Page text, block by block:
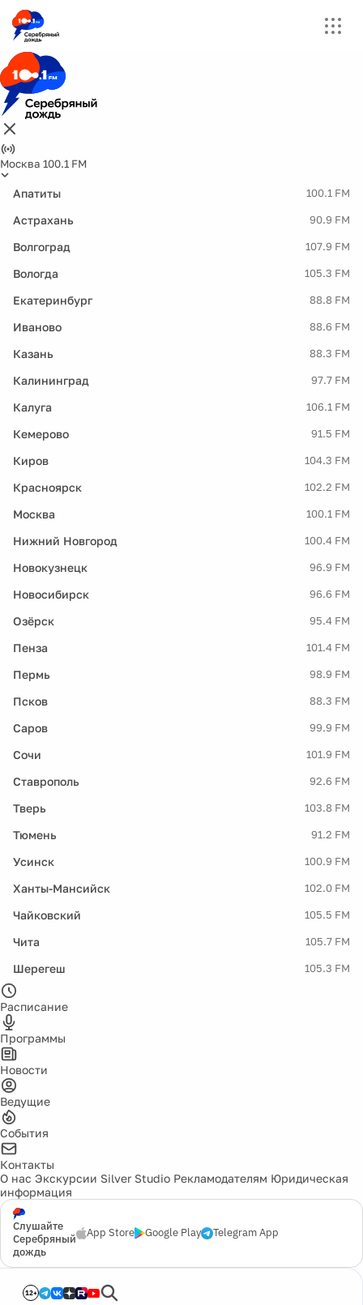
Москва 100.1 FM
Апатиты 100.1 FM
Астрахань 90.9 FM
Волгоград 107.9 FM
Вологда 105.3 FM
Екатеринбург 88.8 FM
Иваново 88.6 FM
Казань 88.3 FM
Калининград 97.7 FM
Калуга 106.1 FM
Кемерово 91.5 FM
Киров 104.3 FM
Красноярск 102.2 FM
Москва 100.1 FM
Нижний Новгород 100.4 FM
Новокузнецк 96.9 FM
Новосибирск 96.6 FM
Озёрск 95.4 FM
Пенза 101.4 FM
Пермь 98.9 FM
Псков 88.3 FM
Саров 99.9 FM
Сочи 101.9 FM
Ставрополь 92.6 FM
Тверь 103.8 FM
Тюмень 91.2 FM
Усинск 100.9 FM
Ханты-Мансийск 102.0 FM
Чайковский 105.5 FM
Чита 105.7 FM
Шерегеш 105.3 FM
Расписание
Программы
Новости
Ведущие
События
Контакты
О нас Экскурсии Silver Studio Рекламодателям Юридическая
информация
Слушайте
Серебряный
дождь
App Store Google Play Telegram App
12+